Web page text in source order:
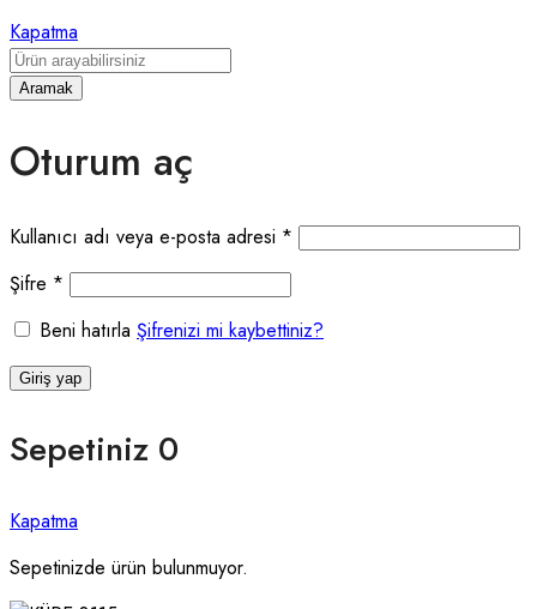
Kapatma
Aramak
Oturum aç
Kullanıcı adı veya e-posta adresi * Gerekli
Şifre * Gerekli
Beni hatırla Şifrenizi mi kaybettiniz?
Giriş yap
Sepetiniz 0
Kapatma
Sepetinizde ürün bulunmuyor.